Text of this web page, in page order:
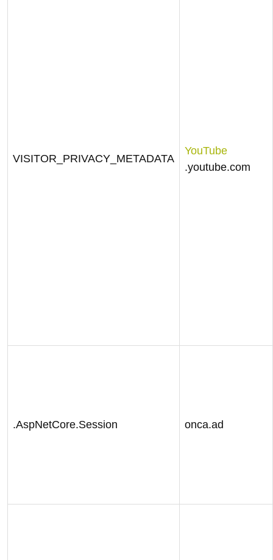
VISITOR_PRIVACY_METADATA
YouTube
.youtube.com
.AspNetCore.Session onca.ad